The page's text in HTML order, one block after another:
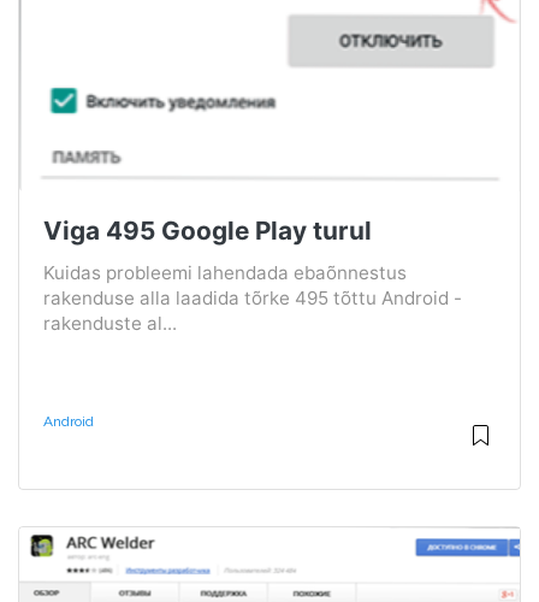
Viga 495 Google Play turul
Kuidas probleemi lahendada ebaõnnestus
rakenduse alla laadida tõrke 495 tõttu Android -
rakenduste al...
Android